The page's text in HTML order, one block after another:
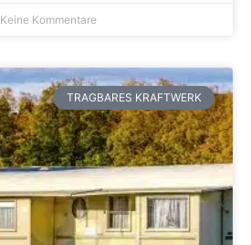
Keine Kommentare
TRAGBARES KRAFTWERK